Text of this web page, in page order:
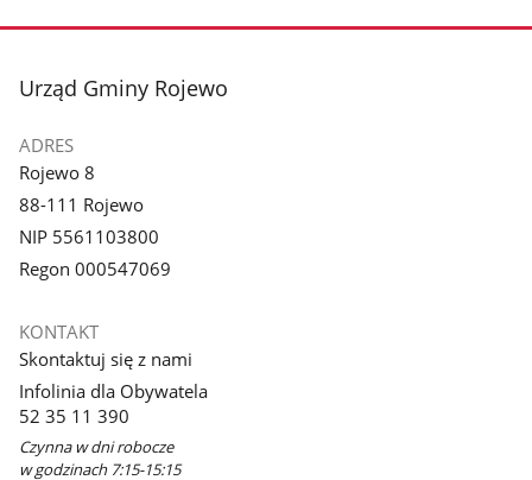
stopka
Urząd Gminy Rojewo
ADRES
Rojewo 8
88-111 Rojewo
NIP 5561103800
Regon 000547069
KONTAKT
Skontaktuj się z nami
Infolinia dla Obywatela
52 35 11 390
Czynna w dni robocze
w godzinach 7:15-15:15